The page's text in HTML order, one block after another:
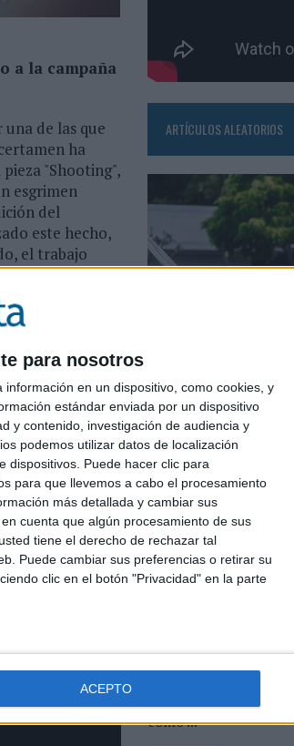
para nosotros
en un dispositivo, como cookies, y
estándar enviada por un dispositivo
y contenido, investigación de audiencia y
podemos utilizar datos de localización
dispositivos. Puede hacer clic para
para que llevemos a cabo el procesamiento
más detallada y cambiar sus
en cuenta que algún procesamiento de sus
tiene el derecho de rechazar tal
Puede cambiar sus preferencias o retirar su
clic en el botón "Privacidad" en la parte
ACEPTO
a la campaña
de las que
ha
"Shooting",
esgrimen
del
este hecho,
el trabajo
gran premio
ARTÍCULOS ALEATORIOS
La
el consumo
verano y
como
utilizado
Las vacaciones no
sino que transforman
La televisión
periodo estival,
como ...